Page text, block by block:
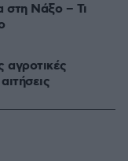
στη Νάξο – Τι
αγροτικές